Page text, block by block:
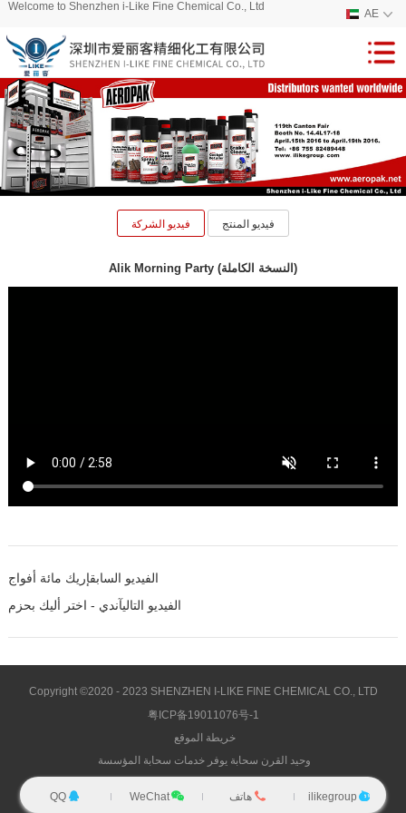
Welcome to Shenzhen i-Like Fine Chemical Co., Ltd
AE
فيديو الشركة فيديو المنتج
Alik Morning Party (النسخة الكاملة)
الفيديو السابقإريك مائة أفواج
الفيديو التاليآندي - اختر أليك بحزم
Copyright ©2020 - 2023 SHENZHEN I-LIKE FINE CHEMICAL CO., LTD
粤ICP备19011076号-1
خريطة الموقع
وحيد القرن سحابة يوفر خدمات سحابة المؤسسة
QQ WeChat هاتف ilikegroup